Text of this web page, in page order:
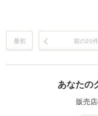
最初 前の20件
あなたの
販売